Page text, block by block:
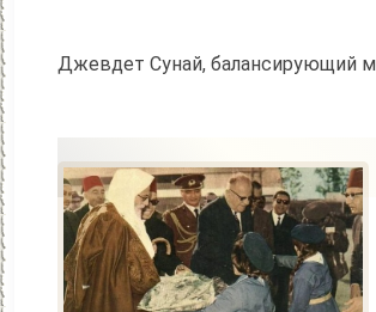
Джевдет Сунай, балансирующий